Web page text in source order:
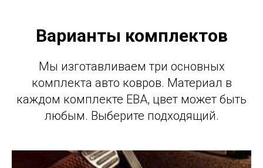
Варианты комплектов
Мы изготавливаем три основных
комплекта авто ковров. Материал в
каждом комплекте ЕВА, цвет может быть
любым. Выберите подходящий.